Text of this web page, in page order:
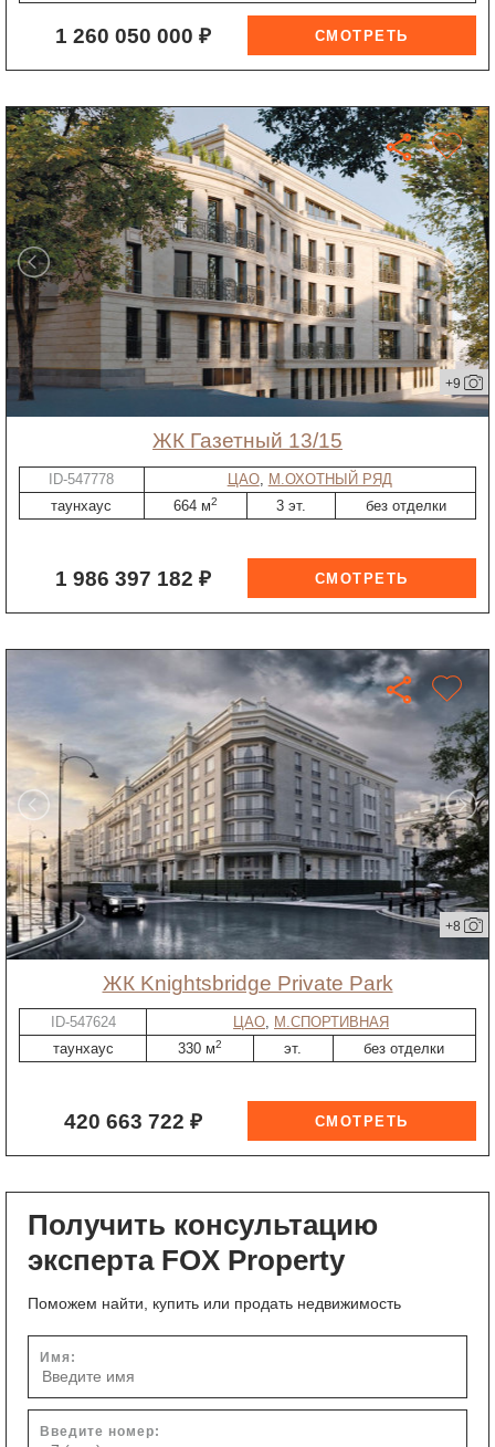
1 260 050 000 ₽
+9
ЖК Газетный 13/15
ID-547778 ЦАО, М.ОХОТНЫЙ РЯД
таунхаус
664 м2 3 эт. без отделки
1 986 397 182 ₽
+8
ЖК Knightsbridge Private Park
ID-547624 ЦАО, М.СПОРТИВНАЯ
таунхаус
330 м2 эт. без отделки
420 663 722 ₽
Получить консультацию
эксперта FOX Property
Поможем найти, купить или продать недвижимость
Имя:
Введите номер: